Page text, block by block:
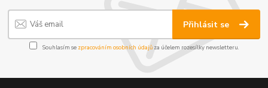
Přihlásit se
Souhlasím se zpracováním osobních údajůza účelem rozesílky newsletteru.